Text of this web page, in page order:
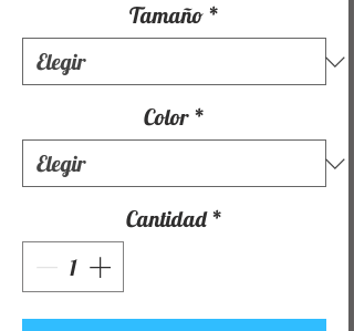
Tamaño *
Color *
Cantidad *